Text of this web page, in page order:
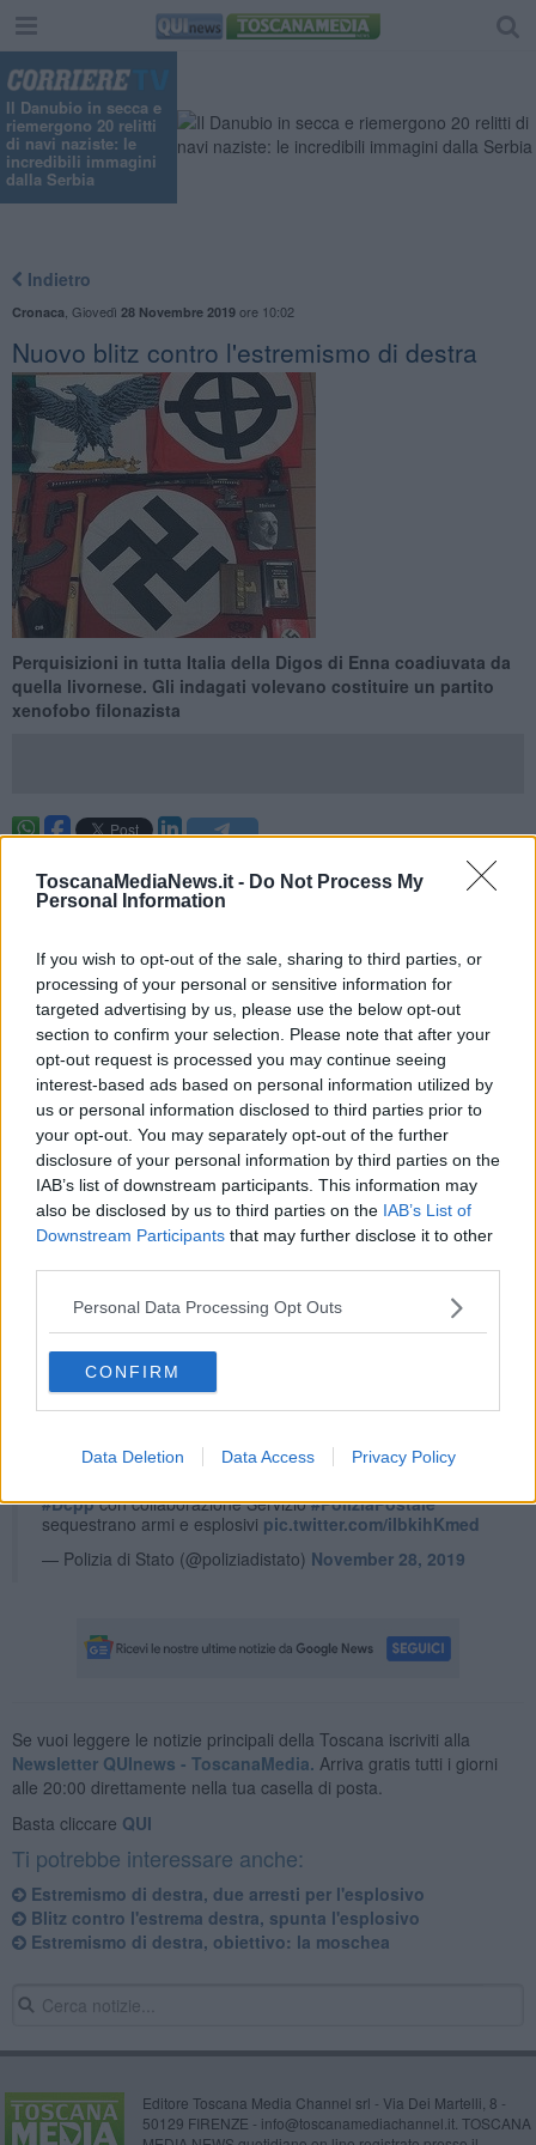
ToscanaMediaNews.it - Do Not Process My
Personal Information
If you wish to opt-out of the sale, sharing to third parties, or
processing of your personal or sensitive information for
targeted advertising by us, please use the below opt-out
section to confirm your selection. Please note that after your
opt-out request is processed you may continue seeing
interest-based ads based on personal information utilized by
us or personal information disclosed to third parties prior to
your opt-out. You may separately opt-out of the further
disclosure of your personal information by third parties on the
IAB’s list of downstream participants. This information may
also be disclosed by us to third parties on the IAB’s List of
Downstream Participants that may further disclose it to other
Personal Data Processing Opt Outs
CONFIRM
Data Deletion Data Access Privacy Policy
Il Danubio in secca e
riemergono 20 relitti
di navi naziste: le
incredibili immagini
dalla Serbia
Indietro
Cronaca Giovedì 28 Novembre 2019ore 10:02
Nuovo blitz contro l'estremismo di destra
Perquisizioni in tutta Italia della Digos di Enna coadiuvata da
quella livornese. Gli indagati volevano costituire un partito
xenofobo filonazista
Dopo poche settimane dall'inchiesta che ha visto la
Toscana al centro di una indagine per estremismo di destra,
adesso un nuovo blitz della Digos ha sgominato un movimento
Nazionalsocialista Italiano dei Lavoratori". Questo quello che
volevano creare un gruppo di estremisti di destra, bloccati grazie
alle indagini della Digos di Enna e del servizio antiterrorismo.
Diciannove le perquisizioni effettuate da questa mattina dagli agenti
di polizia contro soggetti ritenuti legati a gruppi dell'estrema destra.
L'inchiesta denominata "Ombre Nere", avviata da circa due anni, è
coadiuvata dagli uffici della Digos di Siracusa, Milano, Monza
Brianza, Bergamo, Cremona, Genova, Imperia, Livorno, Messina
Torino, Cuneo, Padova, Verona, Vicenza e Nuoro.
reclutavano affiliati attraverso i social network oltre ad aver definito
la struttura interna e territoriale del movimento, creato il simbolo e
redatto il programma. Avevano creato anche una chat chiusa
denominata ''Militia'', finalizzata all'addestramento dei militanti.
Indagati estremisti destra. Volevano fondare movimento
d’ispirazione filonazista, xenofoba, antisemita anche con
#Dcppcon collaborazione Servizio#PoliziaPostale
sequestrano armi e esplosivi pic.twitter.com/iIbkihKmed
— Polizia di Stato (@poliziadistato) November 28, 2019
Se vuoi leggere le notizie principali della Toscana iscriviti alla
Newsletter QUInews - ToscanaMedia. Arriva gratis tutti i giorni
alle 20:00 direttamente nella tua casella di posta.
Basta cliccare QUI
Ti potrebbe interessare anche:
Estremismo di destra, due arresti per l'esplosivo
Blitz contro l'estrema destra, spunta l'esplosivo
Estremismo di destra, obiettivo: la moschea
Editore Toscana Media Channel srl - Via Dei Martelli, 8 -
50129 FIRENZE - info@toscanamediachannel.it. TOSCANA